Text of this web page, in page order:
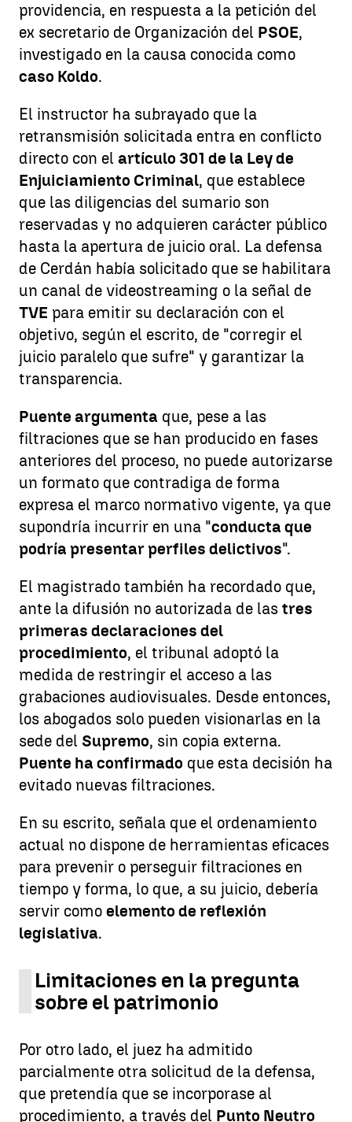
providencia, en respuesta a la petición del
ex secretario de Organización del PSOE,
investigado en la causa conocida como
caso Koldo.
El instructor ha subrayado que la
retransmisión solicitada entra en conflicto
directo con el artículo 301 de la Ley de
Enjuiciamiento Criminal, que establece
que las diligencias del sumario son
reservadas y no adquieren carácter público
hasta la apertura de juicio oral. La defensa
de Cerdán había solicitado que se habilitara
un canal de videostreaming o la señal de
TVE para emitir su declaración con el
objetivo, según el escrito, de "corregir el
juicio paralelo que sufre" y garantizar la
transparencia.
Puente argumenta que, pese a las
filtraciones que se han producido en fases
anteriores del proceso, no puede autorizarse
un formato que contradiga de forma
expresa el marco normativo vigente, ya que
supondría incurrir en una "conducta que
podría presentar perfiles delictivos".
El magistrado también ha recordado que,
ante la difusión no autorizada de las tres
primeras declaraciones del
procedimiento, el tribunal adoptó la
medida de restringir el acceso a las
grabaciones audiovisuales. Desde entonces,
los abogados solo pueden visionarlas en la
sede del Supremo, sin copia externa.
Puente ha confirmado que esta decisión ha
evitado nuevas filtraciones.
En su escrito, señala que el ordenamiento
actual no dispone de herramientas eficaces
para prevenir o perseguir filtraciones en
tiempo y forma, lo que, a su juicio, debería
servir como elemento de reflexión
legislativa.
Limitaciones en la pregunta
sobre el patrimonio
Por otro lado, el juez ha admitido
parcialmente otra solicitud de la defensa,
que pretendía que se incorporase al
procedimiento, a través del Punto Neutro